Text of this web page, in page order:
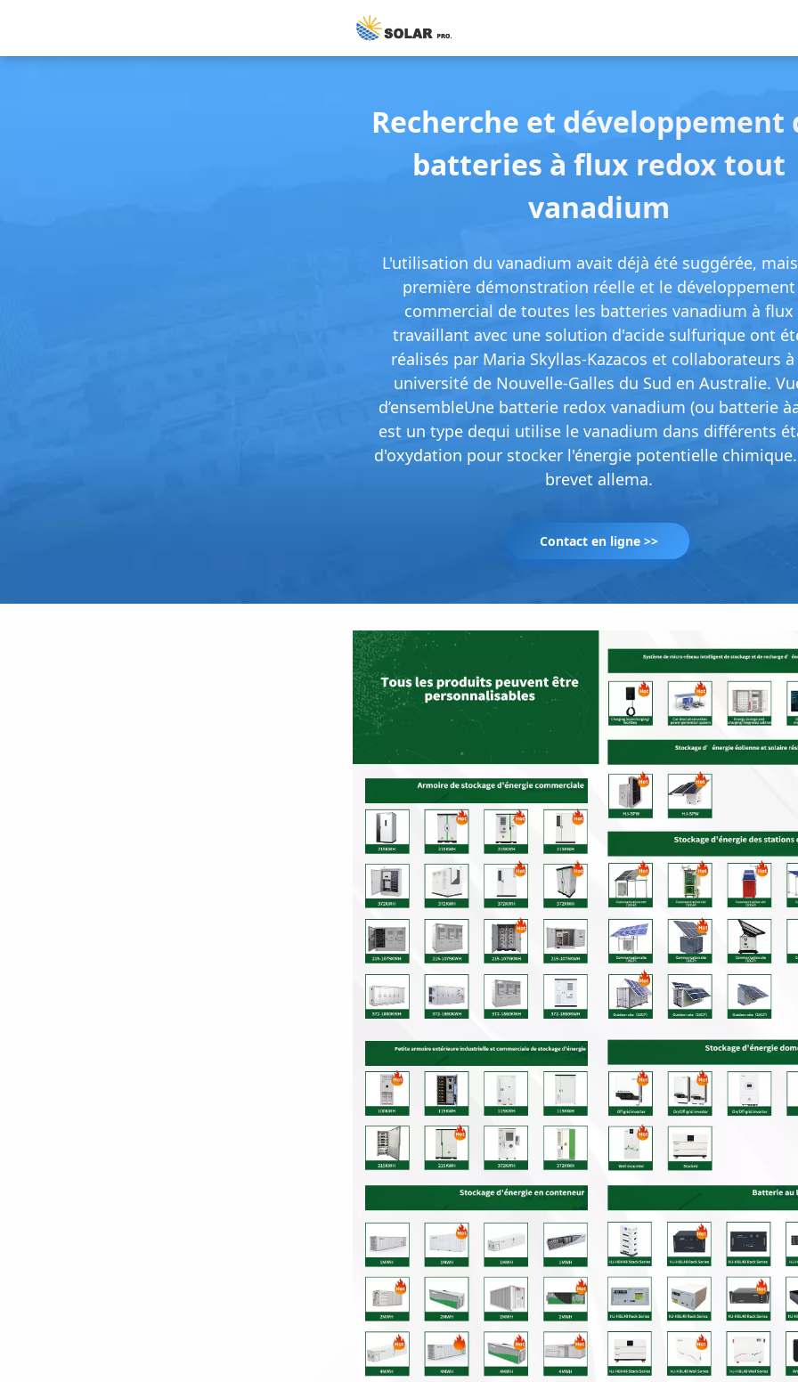
Recherche et développement
batteries à flux redox tout
vanadium
L'utilisation du vanadium avait déjà été suggérée,
première démonstration réelle et le développement
commercial de toutes les batteries vanadium à flux
travaillant avec une solution d'acide sulfurique ont
réalisés par Maria Skyllas-Kazacos et collaborateurs
université de Nouvelle-Galles du Sud en Australie.
d’ensembleUne batterie redox vanadium (ou batterie
est un type dequi utilise le vanadium dans différents
d'oxydation pour stocker l'énergie potentielle
brevet allema.
Contact en ligne >>